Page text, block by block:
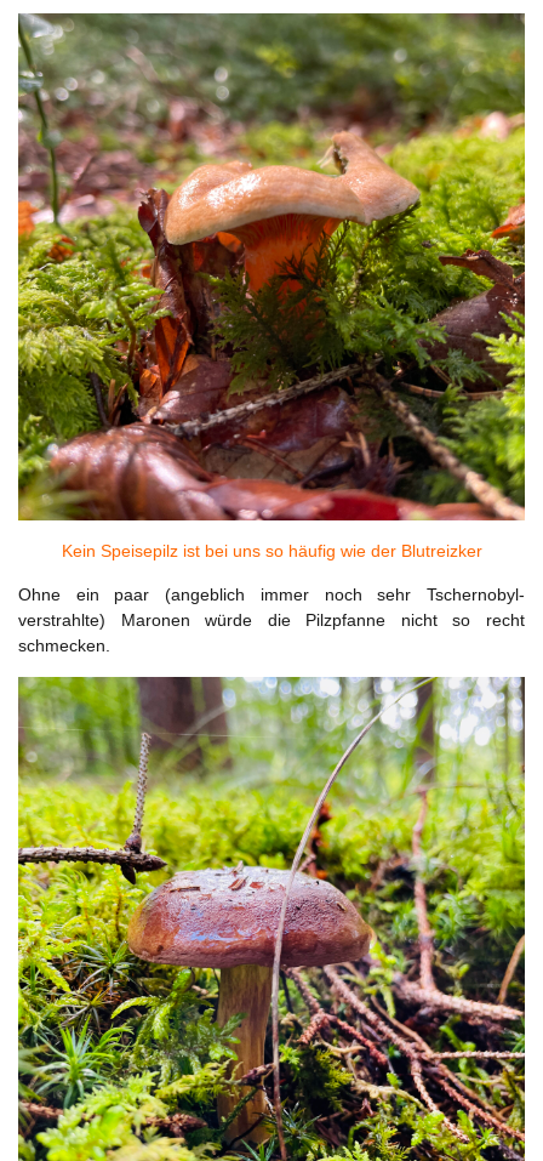
Kein Speisepilz ist bei uns so häufig wie der Blutreizker
Ohne ein paar (angeblich immer noch sehr Tschernobyl-
verstrahlte) Maronen würde die Pilzpfanne nicht so recht
schmecken.